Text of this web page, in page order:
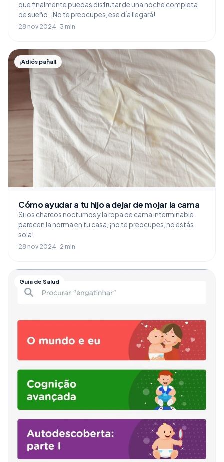
que finalmente puedas disfrutar de una noche completa
de sueño. ¡No te preocupes, ese día llegará!
28 nov 2024 · 3 min
¡Adiós pañal!
Cómo ayudar a tu hijo a dejar de mojar la cama
Si los charcos nocturnos y la ropa de cama interminable
parecen la norma en tu casa, ¡no te preocupes, no estás
sola!
28 nov 2024 · 2 min
Guía de Salud